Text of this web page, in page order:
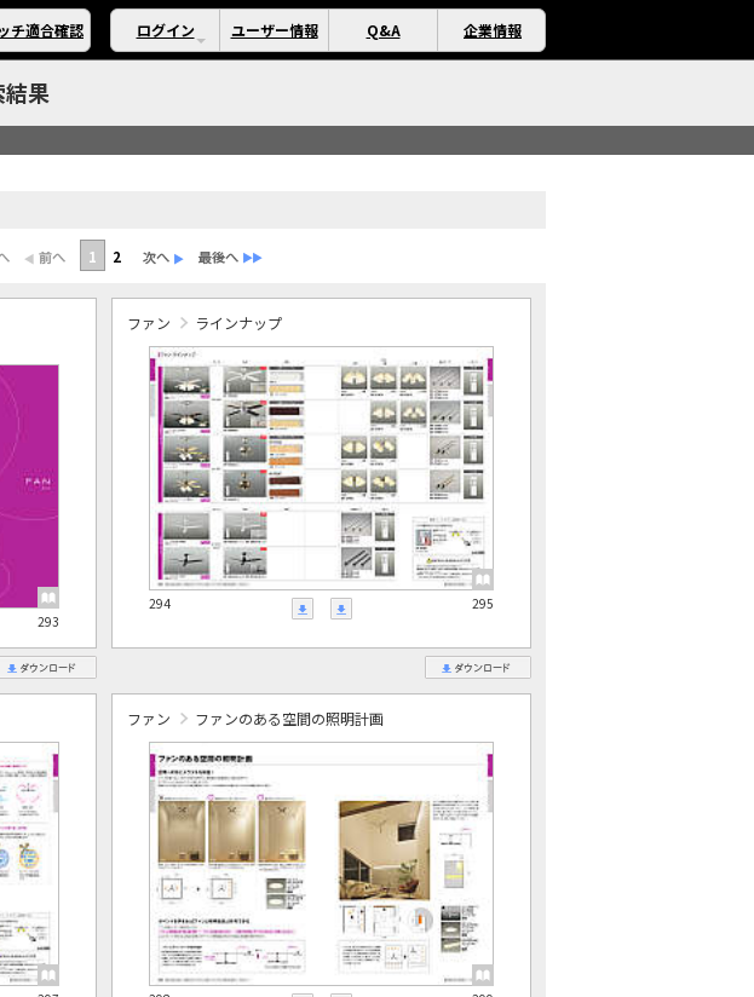
チ適合確認 ログイン ユーザー情報 Q&A 企業情報
果
1 2
293
ファン ラインナップ
294 295
ファン ファンのある空間の照明計画